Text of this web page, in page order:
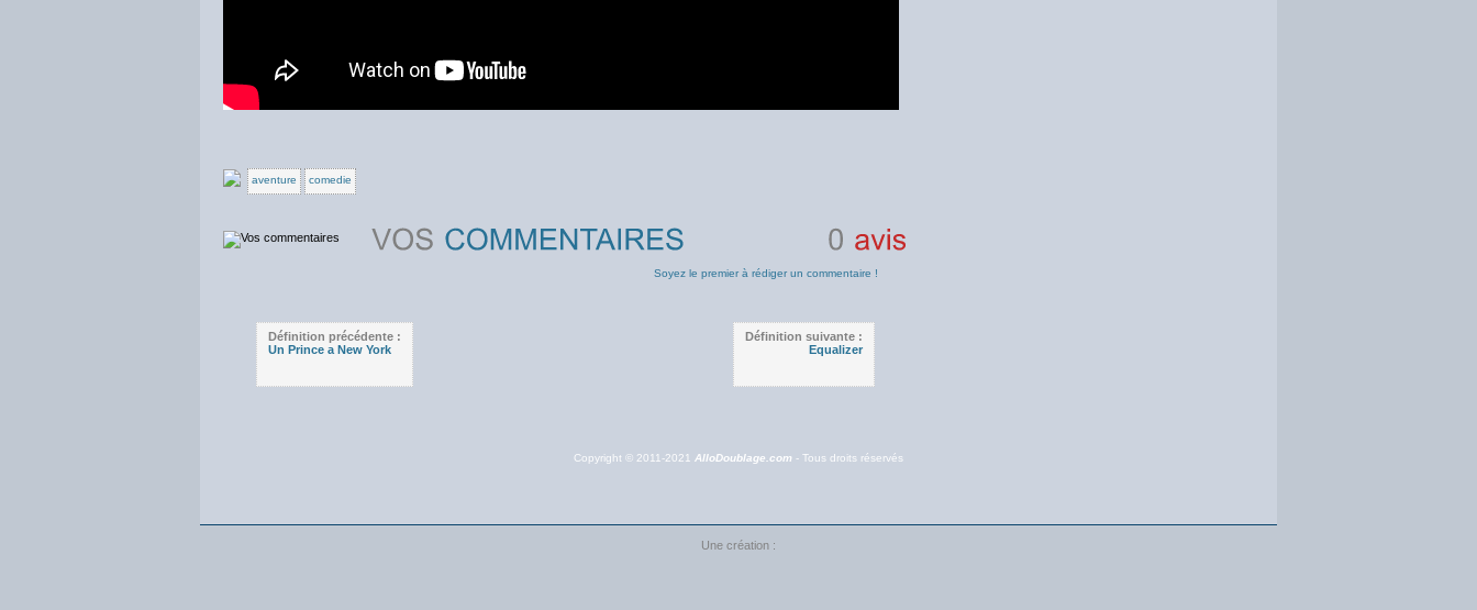
aventure comedie
Soyez le premier à rédiger un commentaire !
Définition précédente :
Un Prince a New York
Définition suivante :
Equalizer
Copyright © 2011-2021 AlloDoublage.com - Tous droits réservés
Une création :